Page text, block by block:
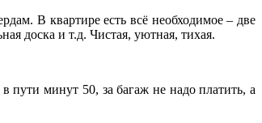
В квартире есть всё необходимое – две
доска и т.д. Чистая, уютная, тихая.
пути минут 50, за багаж не надо платить, а